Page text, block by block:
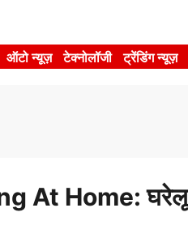
ऑटो न्यूज़ टेक्नोलॉजी ट्रेंडिंग न्यूज़
At Home: घरेलू